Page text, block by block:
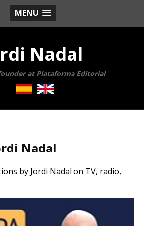
MENU
Nadal
at Plataforma Editorial
Nadal
by Jordi Nadal on TV, radio,